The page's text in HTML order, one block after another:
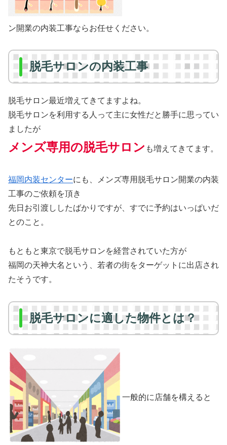
ン開業の内装工事ならお任せください。
脱毛サロンの内装工事
脱毛サロン最近増えてきてますよね。
脱毛サロンを利用する人って主に女性だと勝手に思ってい
ましたが
メンズ専用の脱毛サロン も増えてきてます。
福岡内装センターにも、メンズ専用脱毛サロン開業の内装
工事のご依頼を頂き
先日お引渡ししたばかりですが、すでに予約はいっぱいだ
とのこと。
もともと東京で脱毛サロンを経営されていた方が
福岡の天神大名という、若者の街をターゲットに出店され
たそうです。
脱毛サロンに適した物件とは？
一般的に店舗を構えると